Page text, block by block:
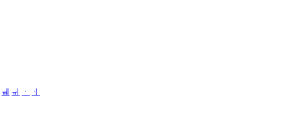
ㆋ ㆌ ㆍ
ㆎ